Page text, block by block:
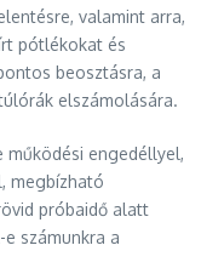
valamint arra,
pótlékokat és
beosztásra, a
elszámolására.
működési engedéllyel,
megbízható
próbaidő alatt
számunkra a